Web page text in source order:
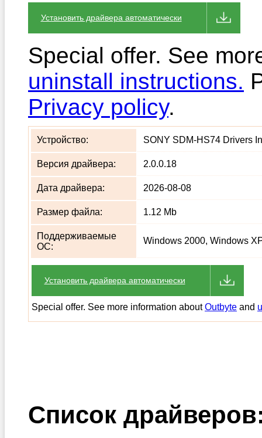
Установить драйвера автоматически
Special offer. See
uninstall instructions.
Privacy policy.
Устройство: SONY SDM-HS74 Drivers
Версия драйвера: 2.0.0.18
Дата драйвера: 2026-08-08
Размер файла: 1.12 Mb
Поддерживаемые
ОС:
Windows 2000, Windows
Установить драйвера автоматически
Special offer. See more information aboutOutbyte and
Список